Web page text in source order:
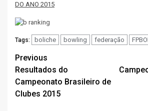
DO ANO 2015
Tags: boliche bowling federação FPBOL
Post
navigation
Previous
Resultados do
Campeonato Brasileiro de
Clubes 2015